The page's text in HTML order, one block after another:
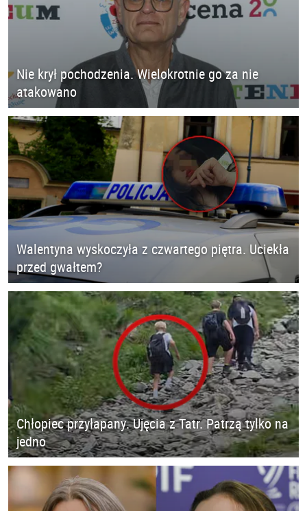
Nie krył pochodzenia. Wielokrotnie go za nie
atakowano
Walentyna wyskoczyła z czwartego piętra. Uciekła
przed gwałtem?
Chłopiec przyłapany. Ujęcia z Tatr. Patrzą tylko na
jedno